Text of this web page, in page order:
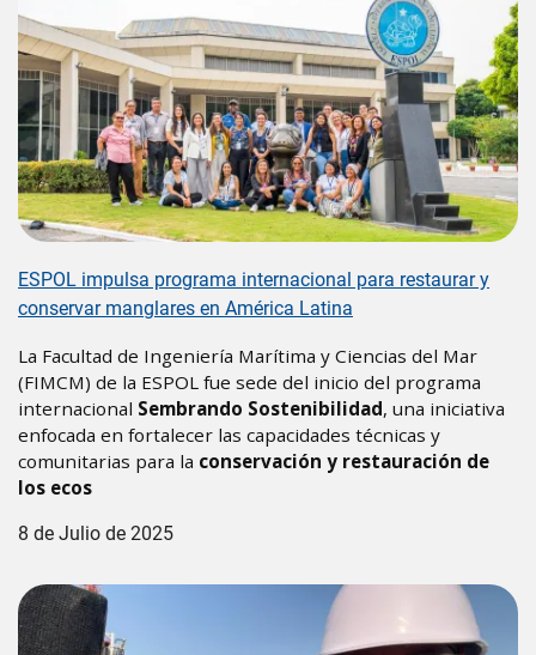
ESPOL impulsa programa internacional para restaurar y
conservar manglares en América Latina
La Facultad de Ingeniería Marítima y Ciencias del Mar
(FIMCM) de la ESPOL fue sede del inicio del programa
internacional Sembrando Sostenibilidad, una iniciativa
enfocada en fortalecer las capacidades técnicas y
comunitarias para la conservación y restauración de
los ecos
8 de Julio de 2025
Image